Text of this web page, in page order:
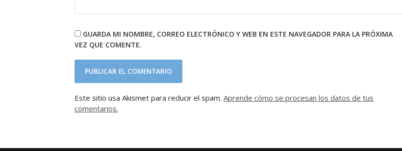
GUARDA MI NOMBRE, CORREO ELECTRÓNICO Y WEB EN ESTE NAVEGADOR PARA LA PRÓXIMA
VEZ QUE COMENTE.
Este sitio usa Akismet para reducir el spam. Aprende cómo se procesan los datos de tus
comentarios.